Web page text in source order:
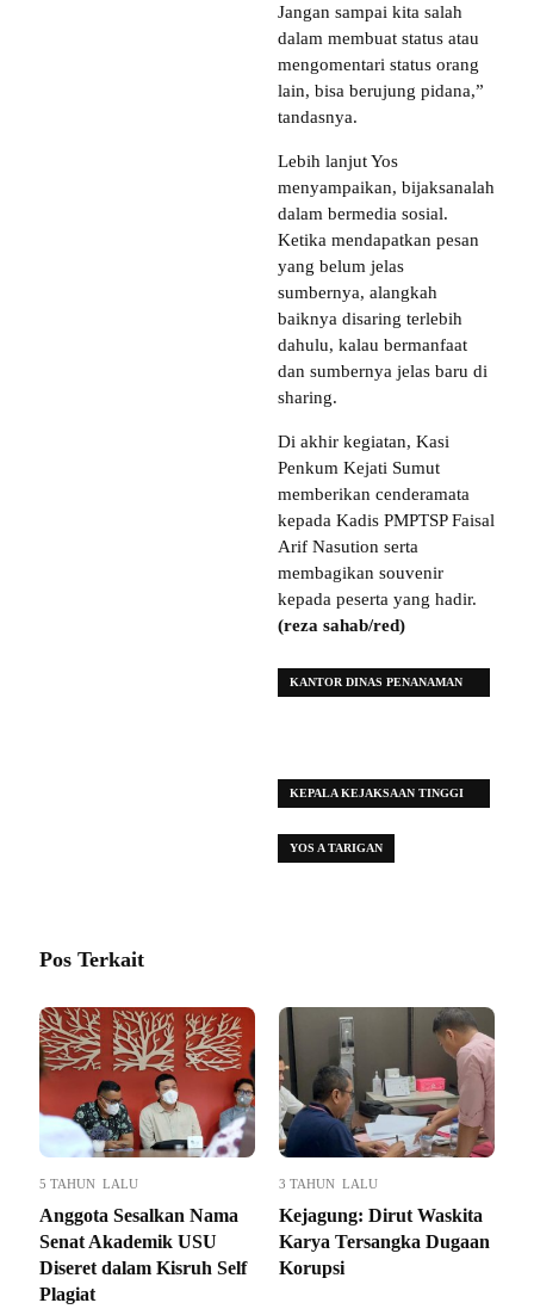
Jangan sampai kita salah
dalam membuat status atau
mengomentari status orang
lain, bisa berujung pidana,”
tandasnya.
Lebih lanjut Yos
menyampaikan, bijaksanalah
dalam bermedia sosial.
Ketika mendapatkan pesan
yang belum jelas
sumbernya, alangkah
baiknya disaring terlebih
dahulu, kalau bermanfaat
dan sumbernya jelas baru di
sharing.
Di akhir kegiatan, Kasi
Penkum Kejati Sumut
memberikan cenderamata
kepada Kadis PMPTSP Faisal
Arif Nasution serta
membagikan souvenir
kepada peserta yang hadir.
(reza sahab/red)
KANTOR DINAS PENANAMAN
KEPALA KEJAKSAAN TINGGI
YOS A TARIGAN
Pos Terkait
5 TAHUN LALU
Anggota Sesalkan Nama
Senat Akademik USU
Diseret dalam Kisruh Self
Plagiat
3 TAHUN LALU
Kejagung: Dirut Waskita
Karya Tersangka Dugaan
Korupsi